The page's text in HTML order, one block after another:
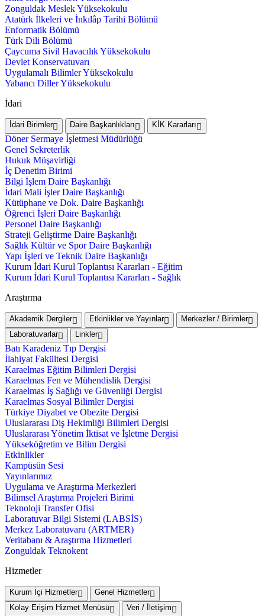
Zonguldak Meslek Yüksekokulu
Atatürk İlkeleri ve İnkılâp Tarihi Bölümü
Enformatik Bölümü
Türk Dili Bölümü
Çaycuma Sivil Havacılık Yüksekokulu
Devlet Konservatuvarı
Uygulamalı Bilimler Yüksekokulu
Yabancı Diller Yüksekokulu
İdari
İdari Birimler Daire Başkanlıkları KİK Kararları
Döner Sermaye İşletmesi Müdürlüğü
Genel Sekreterlik
Hukuk Müşavirliği
İç Denetim Birimi
Bilgi İşlem Daire Başkanlığı
İdari Mali İşler Daire Başkanlığı
Kütüphane ve Dok. Daire Başkanlığı
Öğrenci İşleri Daire Başkanlığı
Personel Daire Başkanlığı
Strateji Geliştirme Daire Başkanlığı
Sağlık Kültür ve Spor Daire Başkanlığı
Yapı İşleri ve Teknik Daire Başkanlığı
Kurum İdari Kurul Toplantısı Kararları - Eğitim
Kurum İdari Kurul Toplantısı Kararları - Sağlık
Araştırma
Akademik Dergiler Etkinlikler ve Yayınlar
Merkezler / Birimler
Laboratuvarlar
Linkler
Batı Karadeniz Tıp Dergisi
İlahiyat Fakültesi Dergisi
Karaelmas Eğitim Bilimleri Dergisi
Karaelmas Fen ve Mühendislik Dergisi
Karaelmas İş Sağlığı ve Güvenliği Dergisi
Karaelmas Sosyal Bilimler Dergisi
Türkiye Diyabet ve Obezite Dergisi
Uluslararası Diş Hekimliği Bilimleri Dergisi
Uluslararası Yönetim İktisat ve İşletme Dergisi
Yükseköğretim ve Bilim Dergisi
Etkinlikler
Kampüsün Sesi
Yayınlarımız
Uygulama ve Araştırma Merkezleri
Bilimsel Araştırma Projeleri Birimi
Teknoloji Transfer Ofisi
Laboratuvar Bilgi Sistemi (LABSİS)
Merkez Laboratuvaru (ARTMER)
Veritabanı & Araştırma Hizmetleri
Zonguldak Teknokent
Hizmetler
Kurum İçi Hizmetler
Genel Hizmetler
Kolay Erişim Hizmet Menüsü
Veri / İletişim